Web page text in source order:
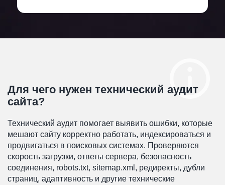
Для чего нужен технический аудит
сайта?
Технический аудит помогает выявить ошибки, которые
мешают сайту корректно работать, индексироваться и
продвигаться в поисковых системах. Проверяются
скорость загрузки, ответы сервера, безопасность
соединения, robots.txt, sitemap.xml, редиректы, дубли
страниц, адаптивность и другие технические